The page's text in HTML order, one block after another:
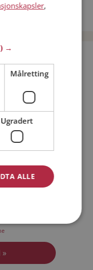
Kvinne
,
→
Målretting
Ugradert
ALLE